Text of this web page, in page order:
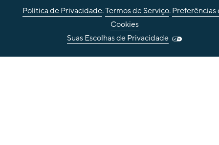
Política de Privacidade.Termos de Serviço.Preferências
Cookies
Suas Escolhas de Privacidade